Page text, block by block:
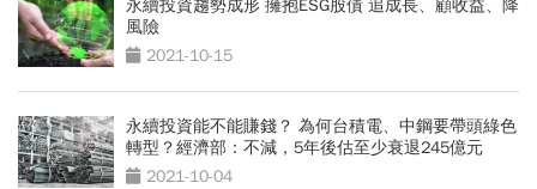
永續投資趨勢成形 擁抱ESG股債 追成長、顧收益、降
風險
2021-10-15
永續投資能不能賺錢？ 為何台積電、中鋼要帶頭綠色
轉型？經濟部：不減，5年後估至少衰退245億元
2021-10-04